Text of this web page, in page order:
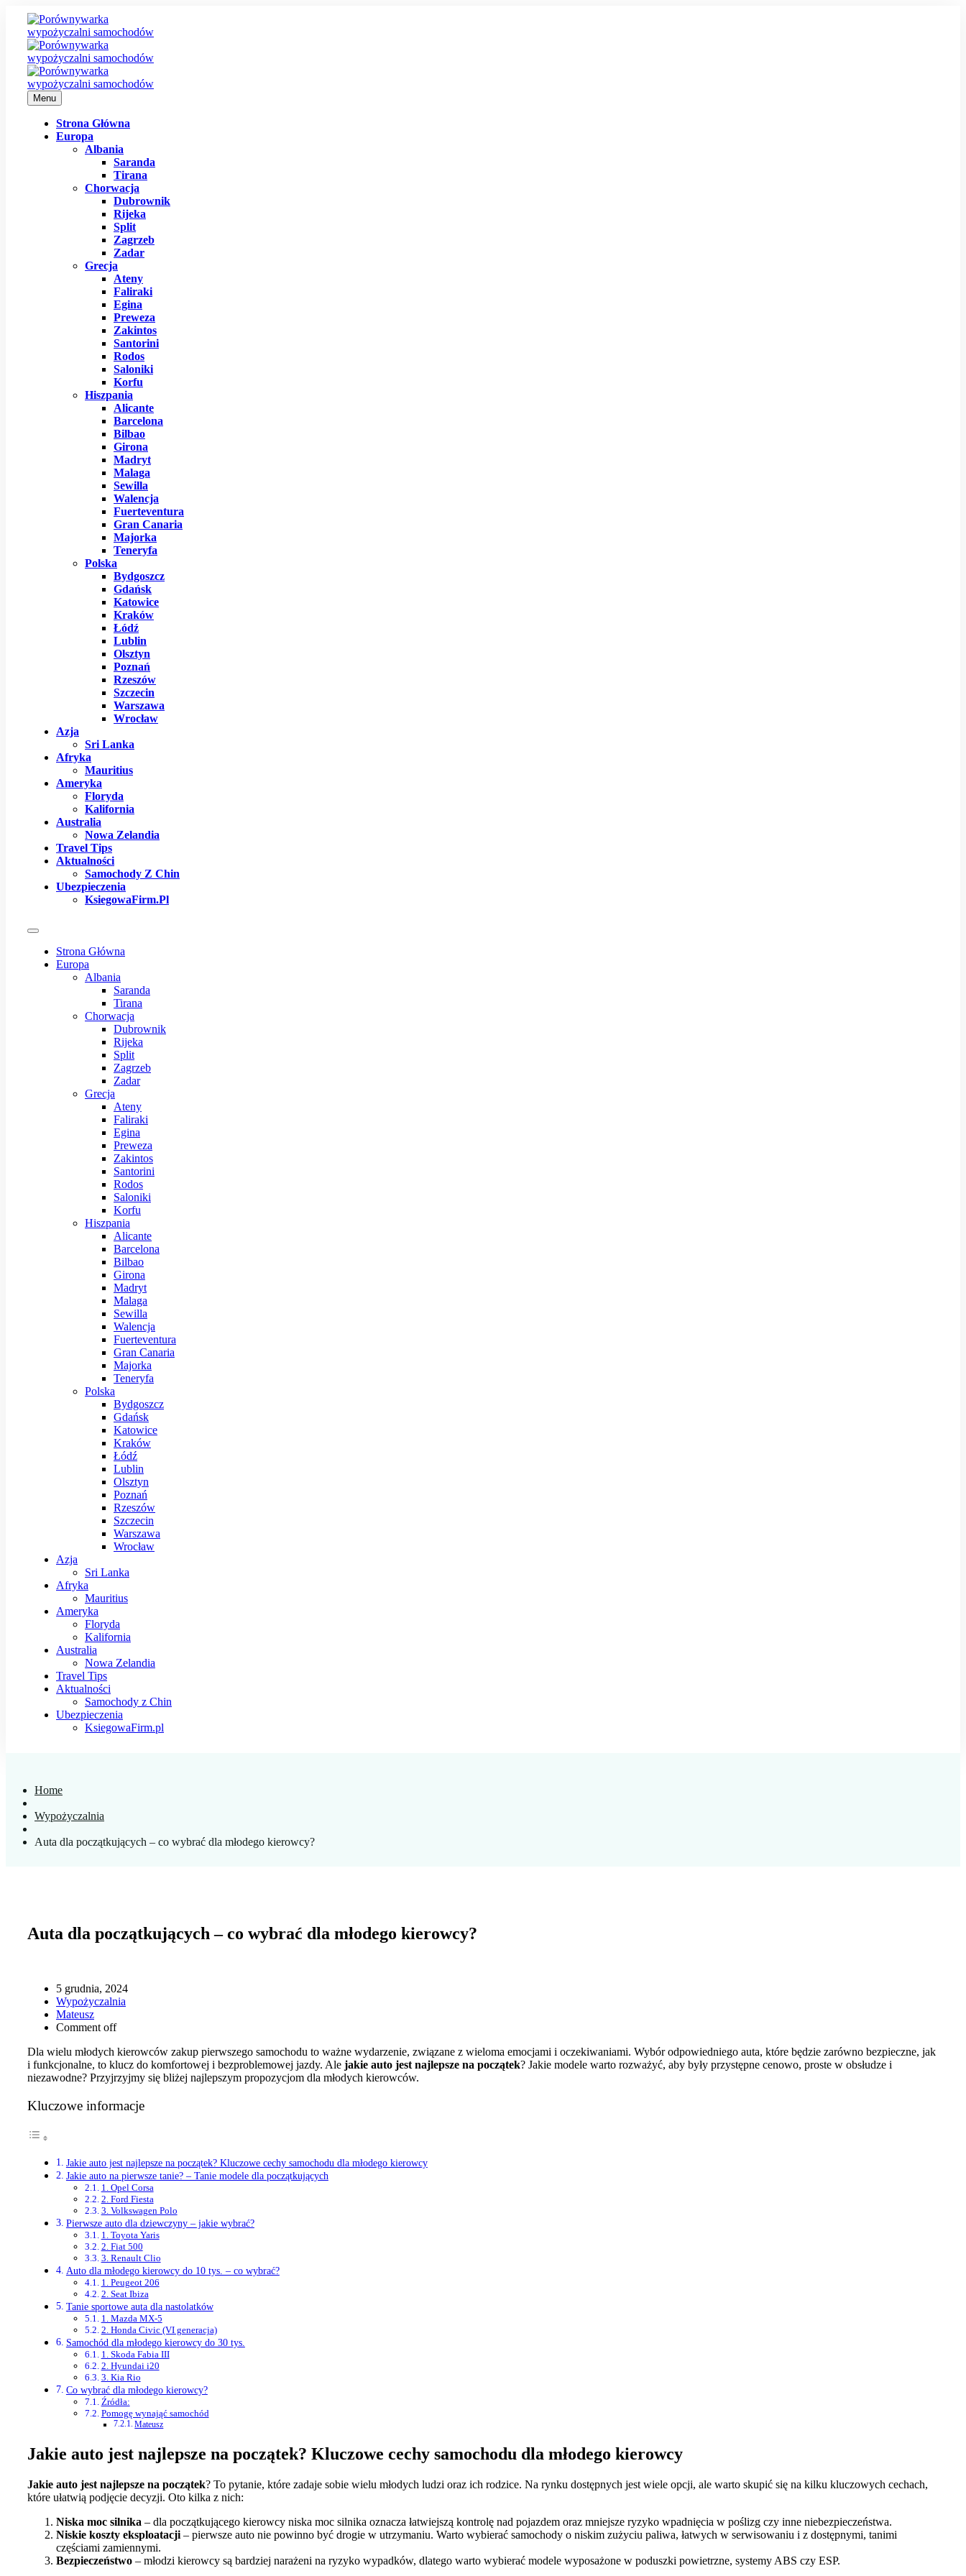
Menu
Strona Główna
Europa
Albania
Saranda
Tirana
Chorwacja
Dubrownik
Rijeka
Split
Zagrzeb
Zadar
Grecja
Ateny
Faliraki
Egina
Preweza
Zakintos
Santorini
Rodos
Saloniki
Korfu
Hiszpania
Alicante
Barcelona
Bilbao
Girona
Madryt
Malaga
Sewilla
Walencja
Fuerteventura
Gran Canaria
Majorka
Teneryfa
Polska
Bydgoszcz
Gdańsk
Katowice
Kraków
Łódź
Lublin
Olsztyn
Poznań
Rzeszów
Szczecin
Warszawa
Wrocław
Azja
Sri Lanka
Afryka
Mauritius
Ameryka
Floryda
Kalifornia
Australia
Nowa Zelandia
Travel Tips
Aktualności
Samochody Z Chin
Ubezpieczenia
KsiegowaFirm.pl
Strona Główna
Europa
Albania
Saranda
Tirana
Chorwacja
Dubrownik
Rijeka
Split
Zagrzeb
Zadar
Grecja
Ateny
Faliraki
Egina
Preweza
Zakintos
Santorini
Rodos
Saloniki
Korfu
Hiszpania
Alicante
Barcelona
Bilbao
Girona
Madryt
Malaga
Sewilla
Walencja
Fuerteventura
Gran Canaria
Majorka
Teneryfa
Polska
Bydgoszcz
Gdańsk
Katowice
Kraków
Łódź
Lublin
Olsztyn
Poznań
Rzeszów
Szczecin
Warszawa
Wrocław
Azja
Sri Lanka
Afryka
Mauritius
Ameryka
Floryda
Kalifornia
Australia
Nowa Zelandia
Travel Tips
Aktualności
Samochody z Chin
Ubezpieczenia
KsiegowaFirm.pl
Home
Wypożyczalnia
Auta dla początkujących – co wybrać dla młodego kierowcy?
Auta dla początkujących – co wybrać dla młodego kierowcy?
5 grudnia, 2024
Wypożyczalnia
Mateusz
Comment off
Dla wielu młodych kierowców zakup pierwszego samochodu to ważne wydarzenie, związane z wieloma emocjami i oczekiwaniami. Wybór odpowiedniego auta, które będzie zarówno bezpieczne, jak
i funkcjonalne, to klucz do komfortowej i bezproblemowej jazdy. Ale jakie auto jest najlepsze na początek? Jakie modele warto rozważyć, aby były przystępne cenowo, proste w obsłudze i
niezawodne? Przyjrzyjmy się bliżej najlepszym propozycjom dla młodych kierowców.
Kluczowe informacje
Jakie auto jest najlepsze na początek? Kluczowe cechy samochodu dla młodego kierowcy
Jakie auto na pierwsze tanie? – Tanie modele dla początkujących
1. Opel Corsa
2. Ford Fiesta
3. Volkswagen Polo
Pierwsze auto dla dziewczyny – jakie wybrać?
1. Toyota Yaris
2. Fiat 500
3. Renault Clio
Auto dla młodego kierowcy do 10 tys. – co wybrać?
1. Peugeot 206
2. Seat Ibiza
Tanie sportowe auta dla nastolatków
1. Mazda MX-5
2. Honda Civic (VI generacja)
Samochód dla młodego kierowcy do 30 tys.
1. Skoda Fabia III
2. Hyundai i20
3. Kia Rio
Co wybrać dla młodego kierowcy?
Źródła:
Pomogę wynająć samochód
Mateusz
Jakie auto jest najlepsze na początek? Kluczowe cechy samochodu dla młodego kierowcy
Jakie auto jest najlepsze na początek? To pytanie, które zadaje sobie wielu młodych ludzi oraz ich rodzice. Na rynku dostępnych jest wiele opcji, ale warto skupić się na kilku kluczowych cechach,
które ułatwią podjęcie decyzji. Oto kilka z nich:
Niska moc silnika – dla początkującego kierowcy niska moc silnika oznacza łatwiejszą kontrolę nad pojazdem oraz mniejsze ryzyko wpadnięcia w poślizg czy inne niebezpieczeństwa.
Niskie koszty eksploatacji – pierwsze auto nie powinno być drogie w utrzymaniu. Warto wybierać samochody o niskim zużyciu paliwa, łatwych w serwisowaniu i z dostępnymi, tanimi
częściami zamiennymi.
Bezpieczeństwo – młodzi kierowcy są bardziej narażeni na ryzyko wypadków, dlatego warto wybierać modele wyposażone w poduszki powietrzne, systemy ABS czy ESP.